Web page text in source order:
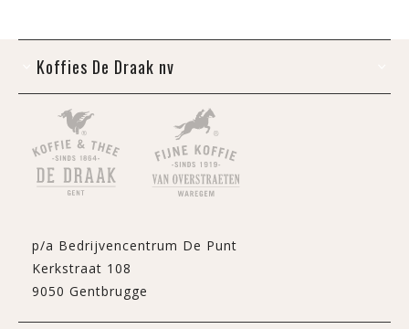
Koffies De Draak nv
p/a Bedrijvencentrum De Punt
Kerkstraat 108
9050 Gentbrugge